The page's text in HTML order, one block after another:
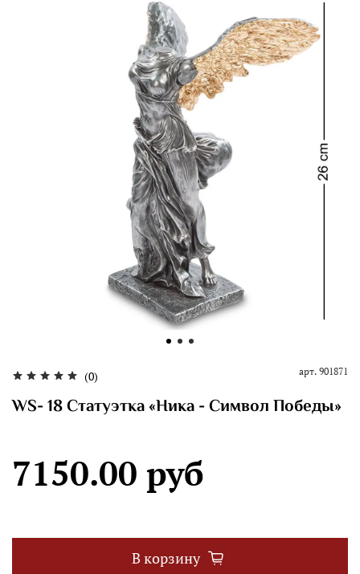
(0) арт. 901871
WS- 18 Статуэтка «Ника - Символ Победы»
7150.00 руб
В корзину